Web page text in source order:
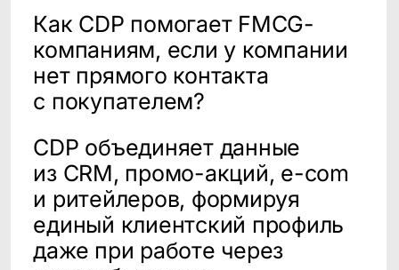
данных и ознакомлен (а) с Политикой
конфиденциальности
Нажимая кнопку "Запросить", я даю
согласие
на получение рассылки
рекламно-информационных материалов
Запросить